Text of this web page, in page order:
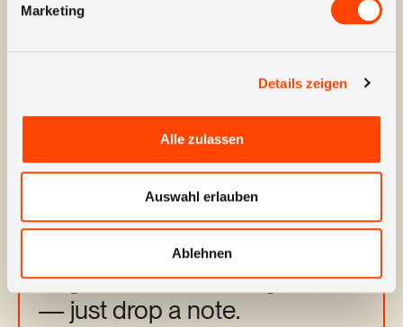
Marketing
Details zeigen
Alle zulassen
Auswahl erlauben
Ablehnen
Nope! Bring mich zur Startseite.
Fragen? Projekte?
Probleme?
Wir haben Antworten,
Angebote und Lösungen
— just drop a note.